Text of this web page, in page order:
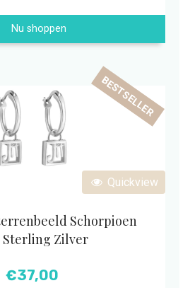
Nu shoppen
Quickview
BESTSELLER
Schorpioen
Sterling Zilver
€37,00